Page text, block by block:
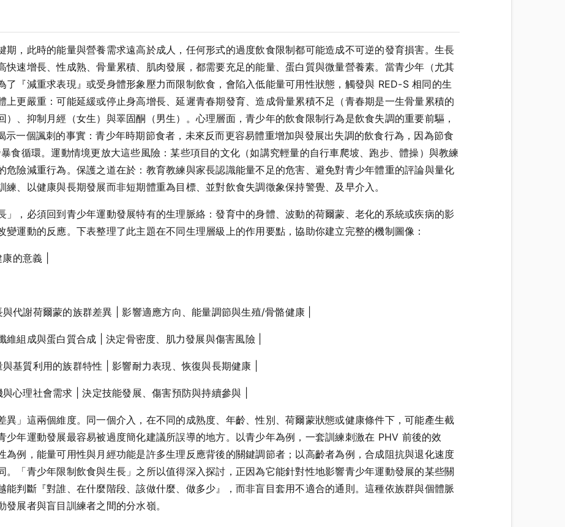
期，此時的能量與營養需求遠高於成人，任何形式的過度飲食限制都可能造成不可逆的發育損害。生長
快速增長、性成熟、骨量累積、肌肉發展，都需要充足的能量、蛋白質與微量營養素。當青少年（尤其
了『減重求表現』或受身體形象壓力而限制飲食，會陷入低能量可用性狀態，觸發與 RED-S 相同的生
上更嚴重：可能延緩或停止身高增長、延遲青春期發育、造成骨量累積不足（青春期是一生骨量累積的
、抑制月經（女生）與睪固酮（男生）。心理層面，青少年的飲食限制行為是飲食失調的重要前驅，
一個諷刺的事實：青少年時期節食者，未來反而更容易體重增加與發展出失調的飲食行為，因為節食
食循環。運動情境更放大這些風險：某些項目的文化（如講究輕量的自行車爬坡、跑步、體操）與教練
危險減重行為。保護之道在於：教育教練與家長認識能量不足的危害、避免對青少年體重的評論與量化
、以健康與長期發展而非短期體重為目標、並對飲食失調徵象保持警覺、及早介入。
」，必須回到青少年運動發展特有的生理脈絡：發育中的身體、波動的荷爾蒙、老化的系統或疾病的影
運動的反應。下表整理了此主題在不同生理層級上的作用要點，協助你建立完整的機制圖像：
的意義 |
代謝荷爾蒙的族群差異 | 影響適應方向、能量調節與生殖/骨骼健康 |
維組成與蛋白質合成 | 決定骨密度、肌力發展與傷害風險 |
基質利用的族群特性 | 影響耐力表現、恢復與長期健康 |
心理社會需求 | 決定技能發展、傷害預防與持續參與 |
異」這兩個維度。同一個介入，在不同的成熟度、年齡、性別、荷爾蒙狀態或健康條件下，可能產生截
年運動發展最容易被過度簡化建議所誤導的地方。以青少年為例，一套訓練刺激在 PHV 前後的效
為例，能量可用性與月經功能是許多生理反應背後的關鍵調節者；以高齡者為例，合成阻抗與退化速度
。「青少年限制飲食與生長」之所以值得深入探討，正因為它能針對性地影響青少年運動發展的某些關
能判斷『對誰、在什麼階段、該做什麼、做多少』，而非盲目套用不適合的通則。這種依族群與個體脈
展者與盲目訓練者之間的分水嶺。